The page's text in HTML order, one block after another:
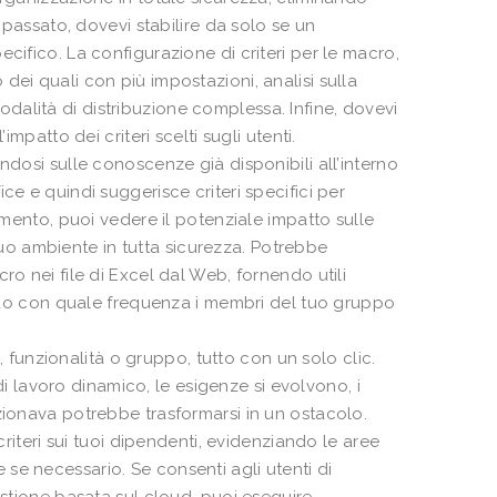
dovevi stabilire da solo se un
La configurazione di criteri per le macro,
quali con più impostazioni, analisi sulla
di distribuzione complessa. Infine, dovevi
dei criteri scelti sugli utenti.
sulle conoscenze già disponibili all’interno
e quindi suggerisce criteri specifici per
puoi vedere il potenziale impatto sulle
ambiente in tutta sicurezza. Potrebbe
nei file di Excel dal Web, fornendo utili
con quale frequenza i membri del tuo gruppo
o gruppo, tutto con un solo clic.
lavoro dinamico, le esigenze si evolvono, i
potrebbe trasformarsi in un ostacolo.
sui tuoi dipendenti, evidenziando le aree
necessario. Se consenti agli utenti di